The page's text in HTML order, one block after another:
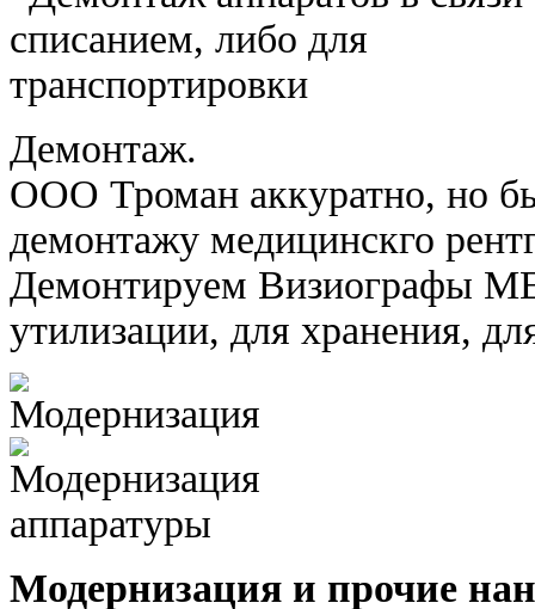
Демонтаж.
ООО Троман аккуратно, но
демонтажу медицинскго
Демонтируем Визиографы
утилизации, для хранения,
Модернизация и прочие